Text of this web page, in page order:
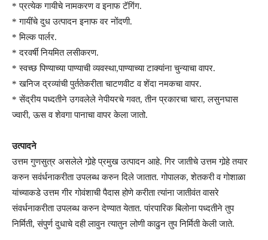
* प्रत्येक गायीचे नामकरण व इनाफ टॅगिंग.
* गायींचे दुध उत्पादन इनाफ वर नोंदणी.
* मिल्क पार्लर.
* दरवर्षी नियमित लसीकरण.
* स्वच्छ पिण्याच्या पाण्याची व्यवस्था,पाण्याच्या टाक्यांना चुन्याचा वापर.
* खनिज द्रव्यांची पुर्ततेकरीता चाटणवीट व शेंदा नमकचा वापर.
* सेंद्रीय पध्दतीने उगवलेले नेपीयरचे गवत, तीन प्रकारचा चारा, लसुनघास
ज्वारी, ऊस व शेवगा पानाचा वापर केला जातो.
उत्पादने
उत्तम गुणसुत्र असलेले गोर्‍हे प्रमुख उत्पादन आहे. गिर जातीचे उत्तम गोर्‍हे तयार
करुन सवंर्धनाकरीता उपलब्ध करुन दिले जातात. गोपालक, शेतकरी व गोशाळा
यांच्याकडे उत्तम गीर गोवंशाची पैदास होणे करीता त्यांना जातीवंत वासरे
संवर्धनाकरीता उपलब्ध करुन देण्यात येतात. पांरपारिक बिलोना पध्दतीने तुप
निर्मिती, संपुर्ण दुधाचे दही लावुन त्यातुन लोणी काढुन तुप निर्मिती केली जाते.